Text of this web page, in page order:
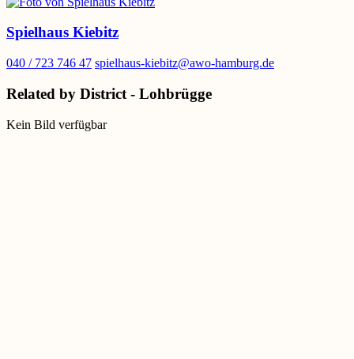
Spielhaus Kiebitz
040 / 723 746 47 spielhaus-kiebitz@awo-hamburg.de
Related by District - Lohbrügge
Kein Bild verfügbar